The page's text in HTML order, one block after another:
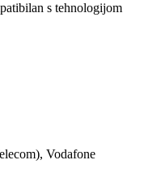
s tehnologijom
Vodafone